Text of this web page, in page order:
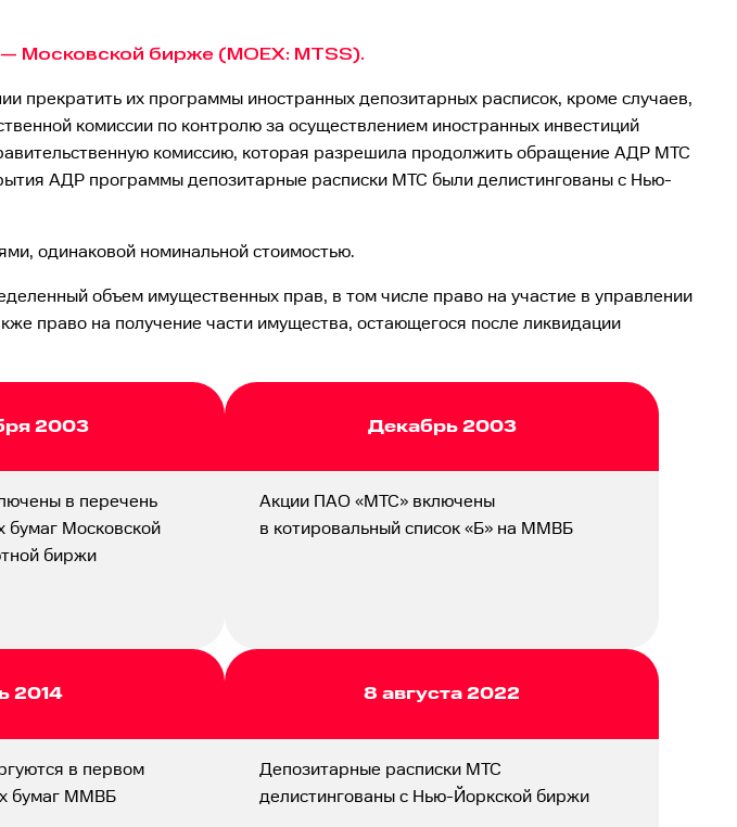
бирже (MOEX: MTSS).
их программы иностранных депозитарных расписок, кроме случаев,
комиссии по контролю за осуществлением иностранных инвестиций
комиссию, которая разрешила продолжить обращение АДР МТС
АДР программы депозитарные расписки МТС были делистингованы с Нью-
одинаковой номинальной стоимостью.
объем имущественных прав, в том числе право на участие в управлении
право на получение части имущества, остающегося после ликвидации
2003
в перечень
бумаг Московской
биржи
Декабрь 2003
Акции ПАО «МТС» включены
в котировальный список «Б» на ММВБ
2014
в первом
бумаг ММВБ
8 августа 2022
Депозитарные расписки МТС
делистингованы с Нью-Йоркской биржи